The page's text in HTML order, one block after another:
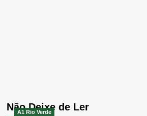
Não Deixe de Ler
A1 Rio Verde